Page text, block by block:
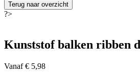
Terug naar overzicht
?>
Kunststof balken ribben
Vanaf € 5,98